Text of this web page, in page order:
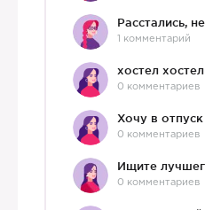
1 комментарий
хостел хостел
0 комментариев
Хочу в отпуск
0 комментариев
0 комментариев